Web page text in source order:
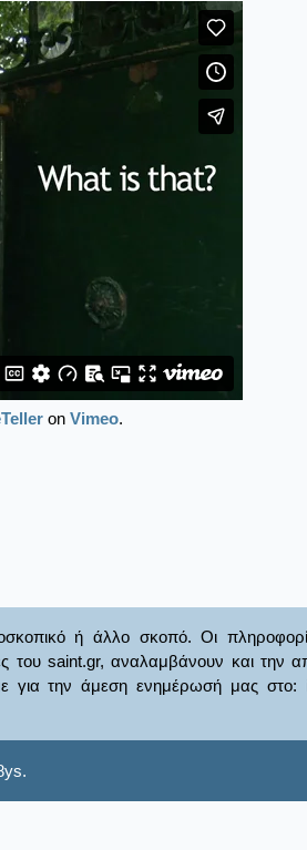
on Vimeo.
ή άλλο σκοπό. Οι
του saint.gr, αναλαμβάνουν και την
για την άμεση ενημέρωσή μας